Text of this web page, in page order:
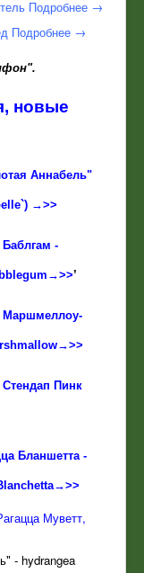
Подробнее →
Подробнее →
новые
Аннабель"
→>>
Баблгам -
’
Маршмеллоу-
Стендап Пинк
Бланшетта -
Муветт,
- hydrangea